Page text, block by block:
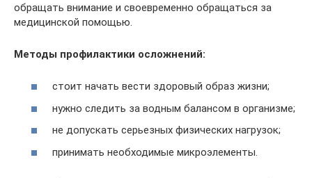
обращать внимание и своевременно обращаться за
медицинской помощью.
Методы профилактики осложнений:
стоит начать вести здоровый образ жизни;
нужно следить за водным балансом в организме;
не допускать серьезных физических нагрузок;
принимать необходимые микроэлементы.